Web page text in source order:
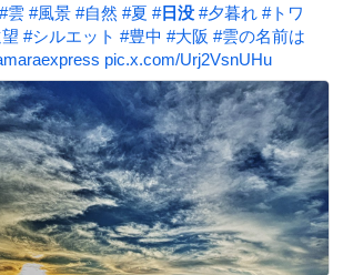
#雲 #風景 #自然 #夏 #日没 #夕暮れ #トワ
#シルエット #豊中 #大阪 #雲の名前は
pic.x.com/Urj2VsnUHu